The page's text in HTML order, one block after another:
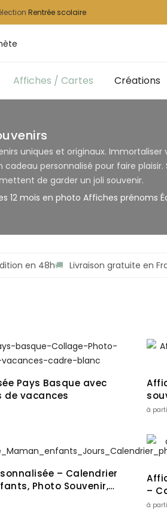
Rentrée scolaire
Affiches / Cartes Créations
uniques et originaux.
personnalisé pour faire
de garder un joli souvenir.
12 mois en photo Affiches prénoms
en 48h🚚 Livraison gratuite en
Pays Basque avec
de vacances
– Calendrier
Photo Souvenir,
–